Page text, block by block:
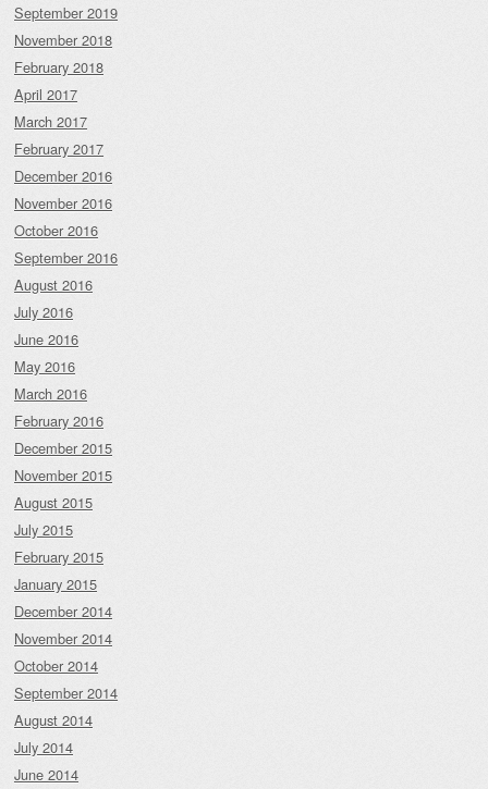
September 2019
November 2018
February 2018
April 2017
March 2017
February 2017
December 2016
November 2016
October 2016
September 2016
August 2016
July 2016
June 2016
May 2016
March 2016
February 2016
December 2015
November 2015
August 2015
July 2015
February 2015
January 2015
December 2014
November 2014
October 2014
September 2014
August 2014
July 2014
June 2014